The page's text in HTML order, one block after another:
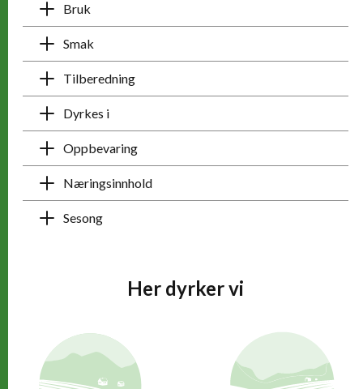
Bruk
Smak
Tilberedning
Dyrkes i
Oppbevaring
Næringsinnhold
Sesong
Her dyrker vi